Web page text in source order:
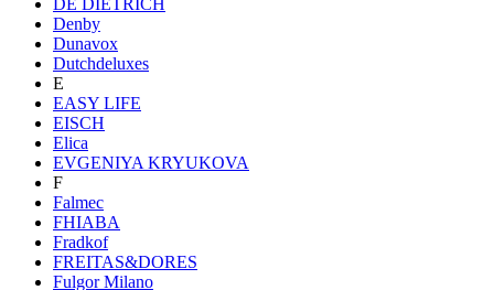
Denby
Dunavox
Dutchdeluxes
E
EASY LIFE
EISCH
Elica
EVGENIYA KRYUKOVA
F
Falmec
FHIABA
Fradkof
FREITAS&DORES
Fulgor Milano